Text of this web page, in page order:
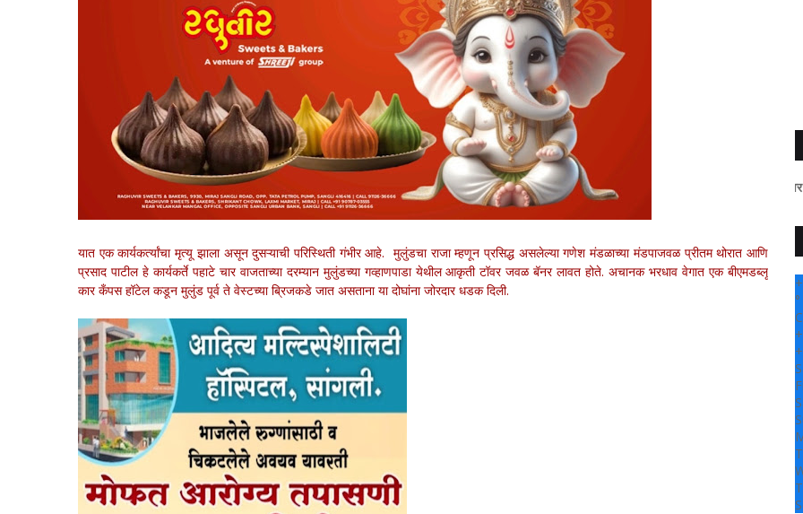
यात एक कार्यकर्त्यांचा मृत्यू झाला असून दुसऱ्याची परिस्थिती गंभीर आहे. मुलुंडचा राजा म्हणून प्रसिद्ध असलेल्या गणेश मंडळाच्या मंडपाजवळ प्रीतम थोरात आणि
प्रसाद पाटील हे कार्यकर्ते पहाटे चार वाजताच्या दरम्यान मुलुंडच्या गव्हाणपाडा येथील आकृती टॉवर जवळ बॅनर लावत होते. अचानक भरधाव वेगात एक बीएमडब्लू
कार कँपस हॉटेल कडून मुलुंड पूर्व ते वेस्टच्या ब्रिजकडे जात असताना या दोघांना जोरदार धडक दिली.
" सांगली दर्पण न्यूज वर आपल्या
+
°
C
+
+